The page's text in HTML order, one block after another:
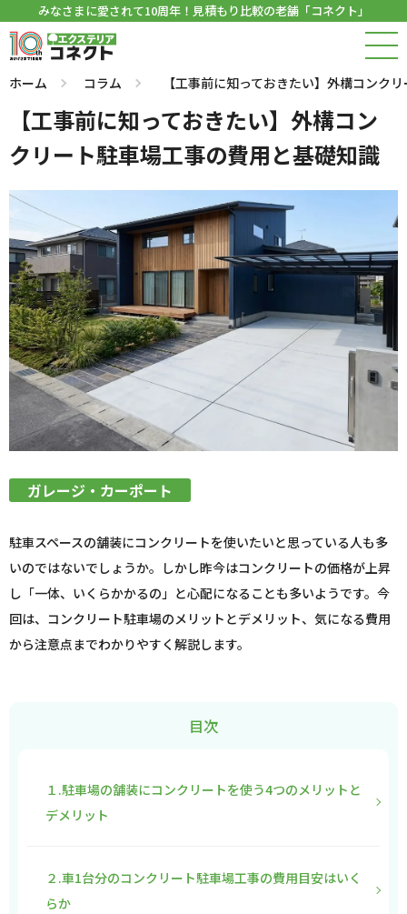
みなさまに愛されて10周年！見積もり比較の老舗「コネクト」
ホーム コラム 【工事前に知っておきたい】外構コンク
【工事前に知っておきたい】外構コン
クリート駐車場工事の費用と基礎知識
ガレージ・カーポート
駐車スペースの舗装にコンクリートを使いたいと思っている人も多
いのではないでしょうか。しかし昨今はコンクリートの価格が上昇
し「一体、いくらかかるの」と心配になることも多いようです。今
回は、コンクリート駐車場のメリットとデメリット、気になる費用
から注意点までわかりやすく解説します。
目次
１.駐車場の舗装にコンクリートを使う4つのメリットと
デメリット
２.車1台分のコンクリート駐車場工事の費用目安はいく
らか